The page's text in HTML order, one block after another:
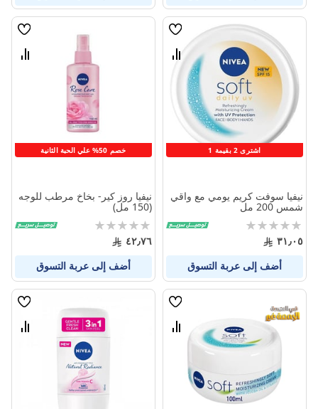
اشترى 2 بقيمة 1
قائمة
قارن
نيفيا سوفت كريم يومي مع واقي
شمس 200 مل
Rating:
0%
٣١٫٠٥
أضف إلى عربة التسوق
خصم 50% علي الحبة الثانية
قائمة
قارن
نيفيا روز كير- بخاخ مرطب للوجه
(150 مل)
Rating:
0%
٤٢٫٧٦
أضف إلى عربة التسوق
قائمة
قارن
قائمة
قارن